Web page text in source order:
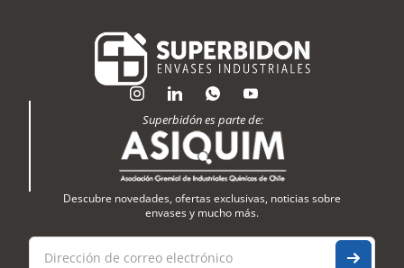
Superbidón es parte de:
Descubre novedades, ofertas exclusivas, noticias sobre
envases y mucho más.